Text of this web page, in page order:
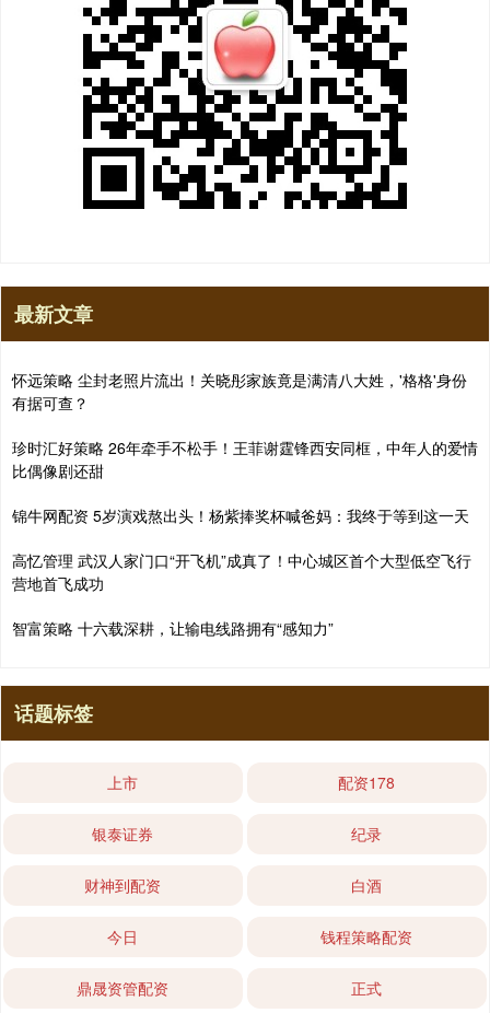
最新文章
怀远策略 尘封老照片流出！关晓彤家族竟是满清八大姓，'格格'身份
有据可查？
珍时汇好策略 26年牵手不松手！王菲谢霆锋西安同框，中年人的爱情
比偶像剧还甜
锦牛网配资 5岁演戏熬出头！杨紫捧奖杯喊爸妈：我终于等到这一天
高忆管理 武汉人家门口“开飞机”成真了！中心城区首个大型低空飞行
营地首飞成功
智富策略 十六载深耕，让输电线路拥有“感知力”
话题标签
上市 配资178
银泰证券 纪录
财神到配资 白酒
今日 钱程策略配资
鼎晟资管配资 正式